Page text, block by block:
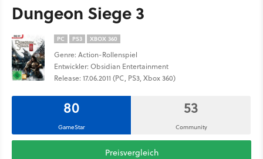
Dungeon Siege 3
PC PS3 XBOX 360
Genre: Action-Rollenspiel
Entwickler: Obsidian Entertainment
Release: 17.06.2011 (PC, PS3, Xbox 360)
80
GameStar
53
Community
Preisvergleich